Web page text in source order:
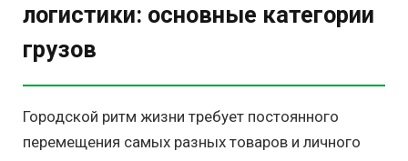
логистики: основные категории
грузов
Городской ритм жизни требует постоянного
перемещения самых разных товаров и личного